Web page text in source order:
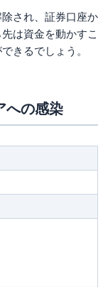
され、証券口座か
は資金を動かすこ
きるでしょう。
への感染